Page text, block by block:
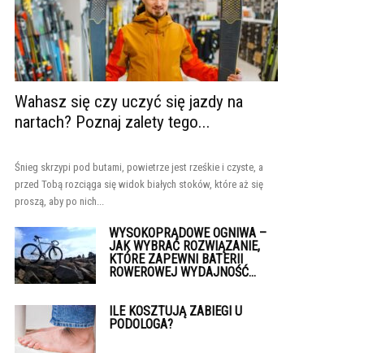
Wahasz się czy uczyć się jazdy na
nartach? Poznaj zalety tego...
Śnieg skrzypi pod butami, powietrze jest rześkie i czyste, a
przed Tobą rozciąga się widok białych stoków, które aż się
proszą, aby po nich...
WYSOKOPRĄDOWE OGNIWA –
JAK WYBRAĆ ROZWIĄZANIE,
KTÓRE ZAPEWNI BATERII
ROWEROWEJ WYDAJNOŚĆ...
ILE KOSZTUJĄ ZABIEGI U
PODOLOGA?